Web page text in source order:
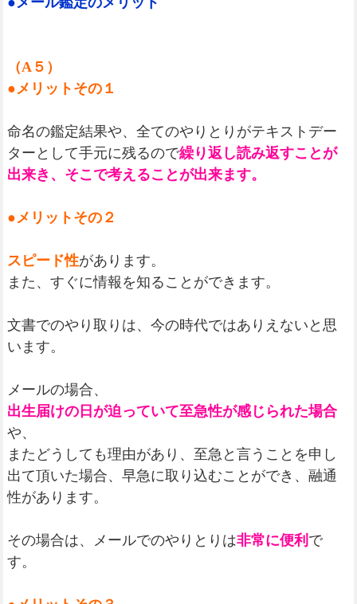
（A５）
●メリットその１
命名の鑑定結果や、全てのやりとりがテキストデー
ターとして手元に残るので繰り返し読み返すことが
出来き、そこで考えることが出来ます。
●メリットその２
スピード性があります。
また、すぐに情報を知ることができます。
文書でのやり取りは、今の時代ではありえないと思
います。
メールの場合、
出生届けの日が迫っていて至急性が感じられた場合
や、
またどうしても理由があり、至急と言うことを申し
出て頂いた場合、早急に取り込むことができ、融通
性があります。
その場合は、メールでのやりとりは非常に便利 で
す。